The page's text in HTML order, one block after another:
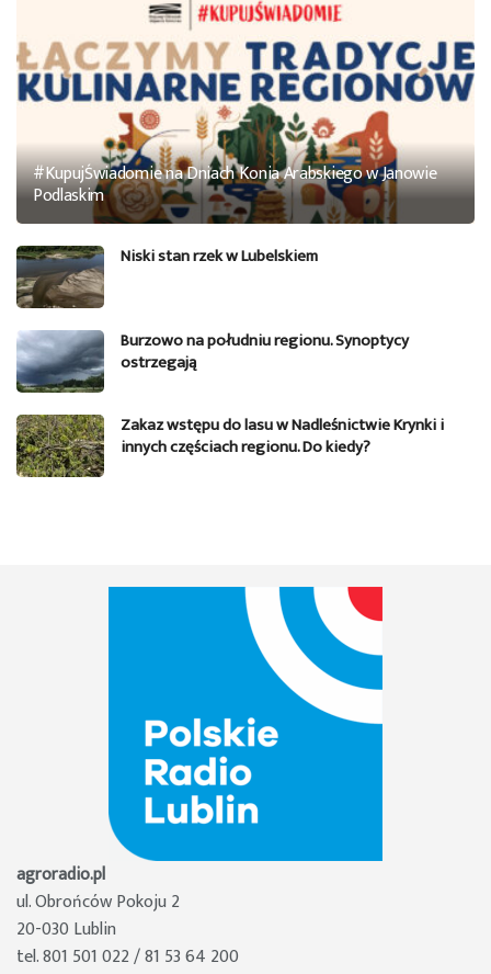
#KupujŚwiadomie na Dniach Konia Arabskiego w Janowie
Podlaskim
Niski stan rzek w Lubelskiem
Burzowo na południu regionu. Synoptycy
ostrzegają
Zakaz wstępu do lasu w Nadleśnictwie Krynki i
innych częściach regionu. Do kiedy?
agroradio.pl
ul. Obrońców Pokoju 2
20-030 Lublin
tel. 801 501 022 / 81 53 64 200